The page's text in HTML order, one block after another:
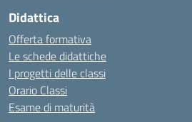
Didattica
Offerta formativa
Le schede didattiche
I progetti delle classi
Orario Classi
Esame di maturità